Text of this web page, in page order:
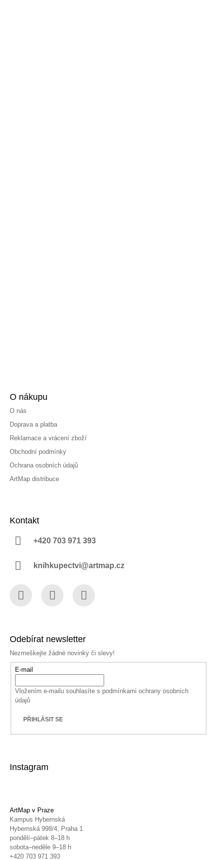
O nákupu
O nás
Doprava a platba
Reklamace a vrácení zboží
Obchodní podmínky
Ochrana osobních údajů
ArtMap distribuce
Kontakt
+420 703 971 393
knihkupectvi@artmap.cz
Odebírat newsletter
Nezmeškejte žádné novinky či slevy!
E-mail
Vložením e-mailu souhlasíte s podmínkami ochrany osobních
údajů
PŘIHLÁSIT SE
Instagram
ArtMap v Praze
Kampus Hybernská
Hybernská 998/4, Praha 1
pondělí–pátek 8–18 h
sobota–neděle 9–18 h
+420 703 971 393